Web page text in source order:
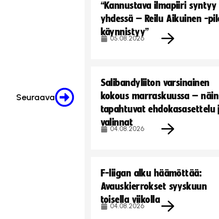
Seuraava
“Kannustava ilmapiiri syntyy
yhdessä – Reilu Aikuinen -
käynnistyy”
05.08.2026
Salibandyliiton varsinainen
kokous marraskuussa – näin
tapahtuvat ehdokasasettelu
valinnat
04.08.2026
F-liigan alku häämöttää:
Avauskierrokset syyskuun
toisella viikolla
04.08.2026